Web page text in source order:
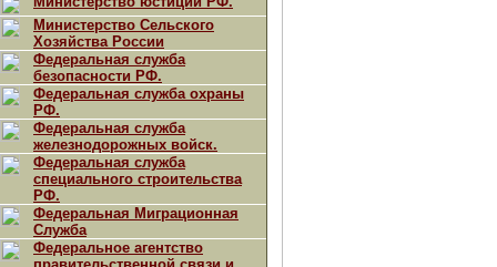
Министерство Сельского
Хозяйства России
Федеральная служба
безопасности РФ.
Федеральная служба охраны
РФ.
Федеральная служба
железнодорожных войск.
Федеральная служба
специального строительства
РФ.
Федеральная Миграционная
Служба
Федеральное агентство